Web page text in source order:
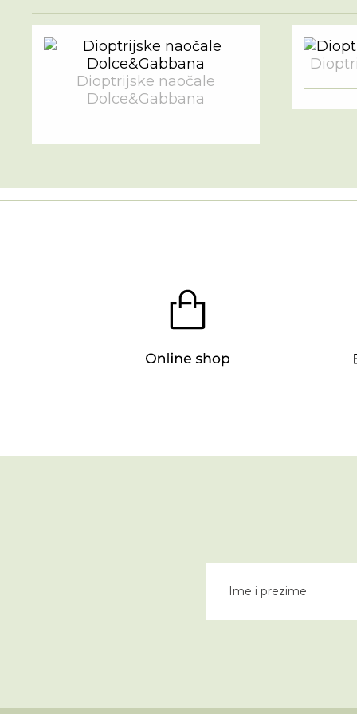
Dioptrijske naočale
Dolce&Gabbana